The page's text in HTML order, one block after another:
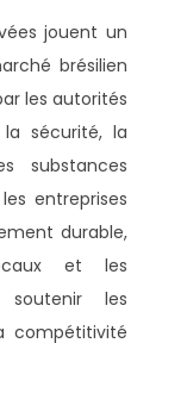
jouent un
brésilien
les autorités
sécurité, la
substances
entreprises
durable,
et les
soutenir les
compétitivité